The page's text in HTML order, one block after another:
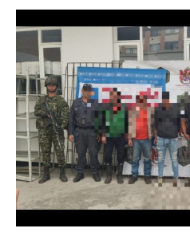
entrada